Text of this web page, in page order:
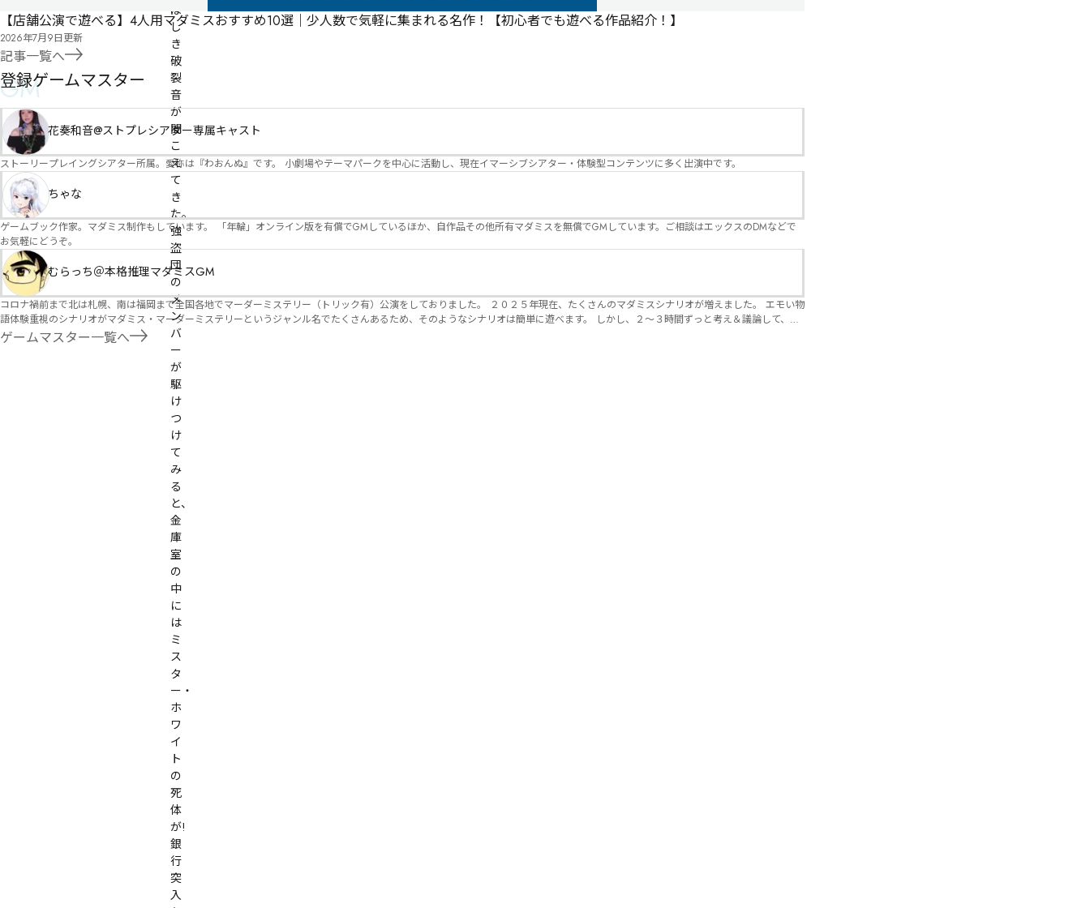
ぼ
し
き
破
裂
音
が
聞
こ
え
て
き
た。
強
盗
団
の
メ
ン
バ
ー
が
駆
け
つ
け
て
み
る
と、
金
庫
室
の
中
に
は
ミ
ス
タ
ー・
ホ
ワ
イ
ト
の
死
体
が!
銀
行
突
入
【店舗公演で遊べる】4人用マダミスおすすめ10選｜少人数で気軽に集まれる名作！【初心者でも遊べる作品紹介！】
2026年7月9日更新
記事一覧へ
GM
登録ゲームマスター
花奏和音@ストプレシアター専属キャスト
ストーリープレイングシアター所属。愛称は『わおんぬ』です。 小劇場やテーマパークを中心に活動し、現在イマーシブシアター・体験型コンテンツに多く出演中です。
ちゃな
ゲームブック作家。マダミス制作もしています。 「年輪」オンライン版を有償でGMしているほか、自作品その他所有マダミスを無償でGMしています。ご相談はエックスのDMなどで
お気軽にどうぞ。
むらっち＠本格推理マダミスGM
コロナ禍前まで北は札幌、南は福岡まで全国各地でマーダーミステリー（トリック有）公演をしておりました。 ２０２５年現在、たくさんのマダミスシナリオが増えました。 エモい物
語体験重視のシナリオがマダミス・マーダーミステリーというジャンル名でたくさんあるため、そのようなシナリオは簡単に遊べます。 しかし、２～３時間ずっと考え＆議論して、見
たことないトリックが解ける閃きや犯人として逃げ切る楽しみのある本格推理マーダーミステリーを見つけることが難しくなっていませんか？ そんな本格推理マダミスをお届けしま
ゲームマスター一覧へ